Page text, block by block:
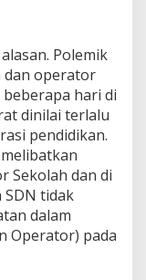
Polemik
dan operator
hari di
dinilai terlalu
pendidikan.
Sekolah dan di
SDN tidak
dalam
Operator) pada